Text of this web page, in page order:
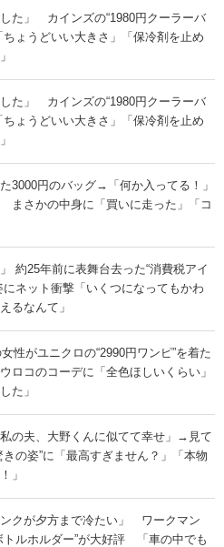
した」 カインズの“1980円クーラーバ
ょうどいい大きさ」「保冷剤を止め
した」 カインズの“1980円クーラーバ
ょうどいい大きさ」「保冷剤を止め
3000円のバッグ→「何か入ってる！」
さかの中身に「買いに走った」「コ
約25年前に表舞台去った“消費税アイ
ネット衝撃「いくつになってもかわ
るなんて」
性がユニクロの“2990円ワンピ”を着た
コのコーデに「全色ほしいくらい」
た」
の夫、大野くんに似てて幸せ」→見て
姿”に「最高すぎません？」「本物
」
ンクが夕方まで冷たい」 ワークマン
トルホルダー”が大好評 「車の中でも